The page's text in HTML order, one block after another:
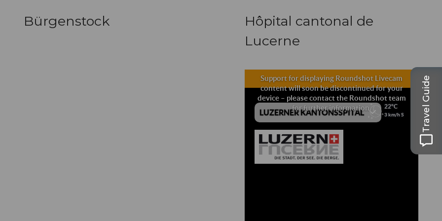
Bürgenstock
Hôpital cantonal de
Lucerne
Travel Guide